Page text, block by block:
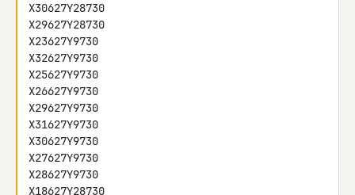
X30627Y28730
X29627Y28730
X23627Y9730
X32627Y9730
X25627Y9730
X26627Y9730
X29627Y9730
X31627Y9730
X30627Y9730
X27627Y9730
X28627Y9730
X18627Y28730